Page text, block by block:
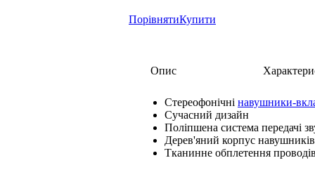
ПорівнятиКупити
Опис
Стереофонічні навушники-
Сучасний дизайн
Поліпшена система передачі
Дерев'яний корпус навушників
Тканинне обплетення